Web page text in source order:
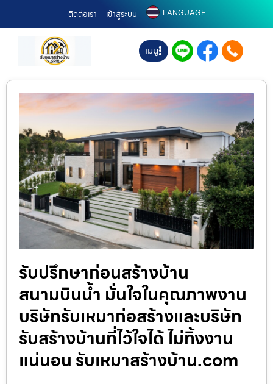
ติดต่อเรา เข้าสู่ระบบ LANGUAGE
เมนู
รับปรึกษาก่อนสร้างบ้าน
สนามบินน้ำ มั่นใจในคุณภาพงาน
บริษัทรับเหมาก่อสร้างและบริษัท
รับสร้างบ้านที่ไว้ใจได้ ไม่ทิ้งงาน
แน่นอน รับเหมาสร้างบ้าน.com